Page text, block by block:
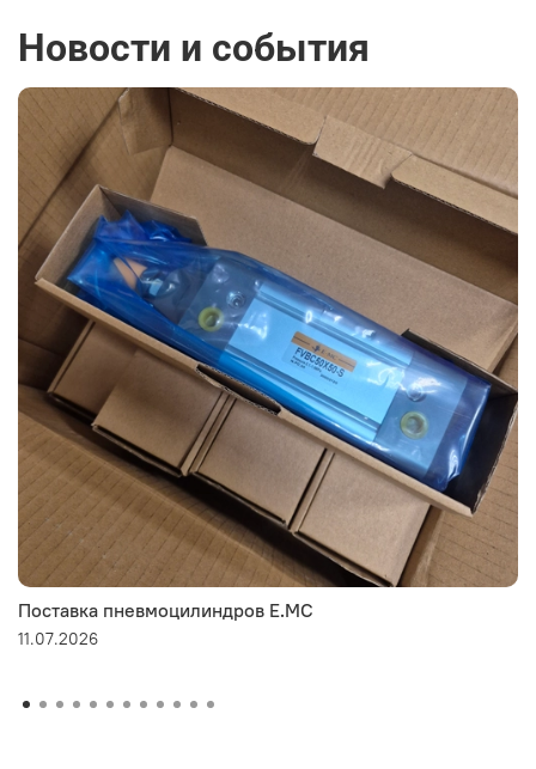
Новости и события
Поставка пневмоцилиндров E.MC
11.07.2026